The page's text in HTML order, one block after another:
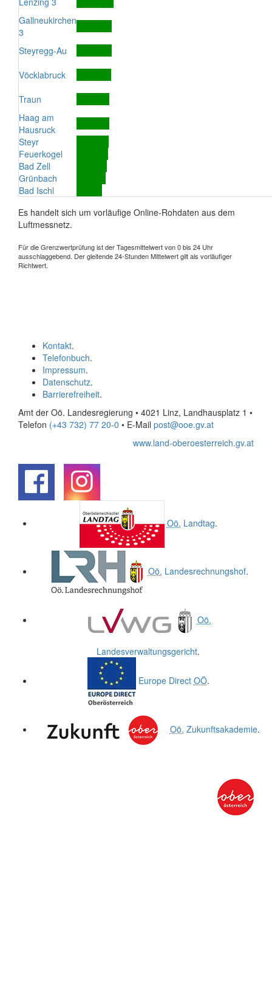
Gallneukirchen
3
Steyregg-Au
Vöcklabruck
Traun
Haag am
Hausruck
Steyr
Feuerkogel
Bad Zell
Grünbach
Bad Ischl
Es handelt sich um vorläufige Online-Rohdaten aus dem
Luftmessnetz.
Für die Grenzwertprüfung ist der Tagesmittelwert von 0 bis 24 Uhr
ausschlaggebend. Der gleitende 24-Stunden Mittelwert gilt als vorläufiger
Richtwert.
Kontakt.
Telefonbuch.
Impressum.
Datenschutz.
Barrierefreiheit.
Amt der Oö. Landesregierung • 4021 Linz, Landhausplatz 1 •
Telefon (+43 732) 77 20-0 • E-Mail post@ooe.gv.at
www.land-oberoesterreich.gv.at
Oö. Landtag.
Oö. Landesrechnungshof.
Oö.
Landesverwaltungsgericht.
Europe Direct OÖ.
Oö. Zukunftsakademie.